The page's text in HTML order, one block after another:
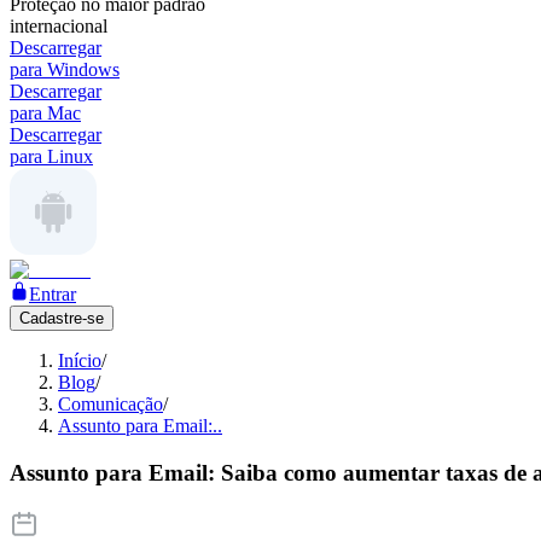
Proteção no maior padrão
internacional
Descarregar
para Windows
Descarregar
para Mac
Descarregar
para Linux
Entrar
Cadastre-se
Início/
Blog/
Comunicação/
Assunto para Email:..
Assunto para Email: Saiba como aumentar taxas de